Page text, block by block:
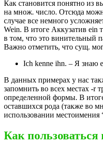
Как становится понятно из
на множ. число. Отсюда
случае все немного
Wein. В итоге Аккузатив ein
в том, что это винительный
Важно отметить, что сущ.
Ich kenne ihn. – Я знаю
В данных примерах у нас
запомнить во всех местах -r
определенной формы. В
оставшихся рода (также во
использовании местоимения
Как пользоваться